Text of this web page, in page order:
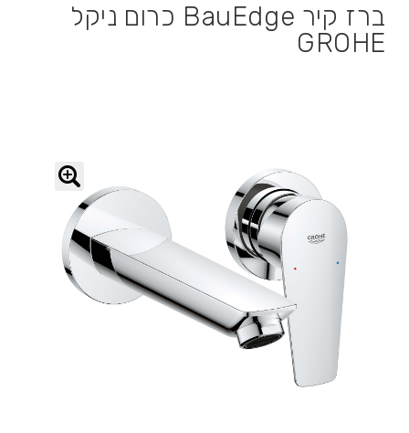
ברז קיר BauEdge כרום ניקל
GROHE